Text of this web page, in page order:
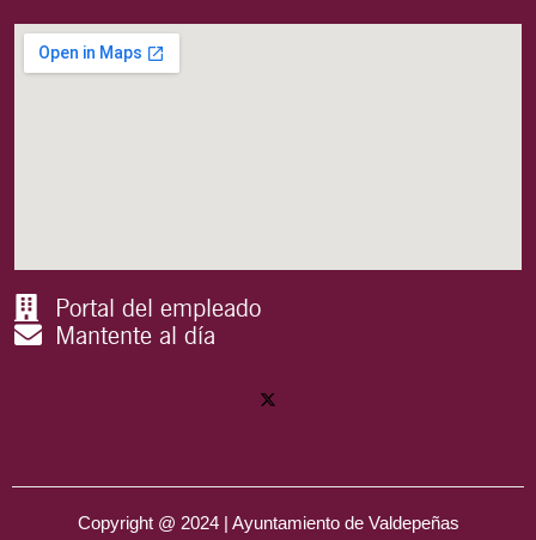
Portal del empleado
Mantente al día
Copyright @ 2024 | Ayuntamiento de Valdepeñas